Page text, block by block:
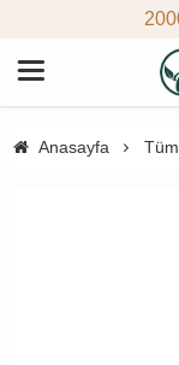
Anasayfa